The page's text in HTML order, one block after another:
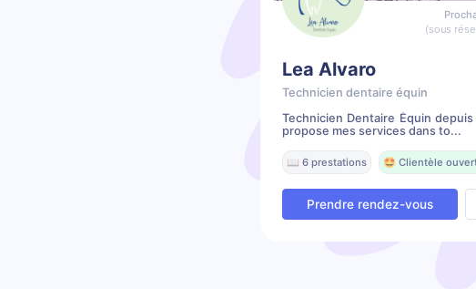
(sous
Lea Alvaro
Technicien dentaire équin
Technicien Dentaire Équin
propose mes services dans to...
📖 6 prestations 🤩 Clientèle
Prendre rendez-vous